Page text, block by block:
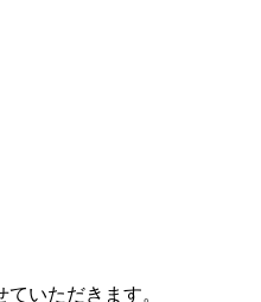
いただきます。